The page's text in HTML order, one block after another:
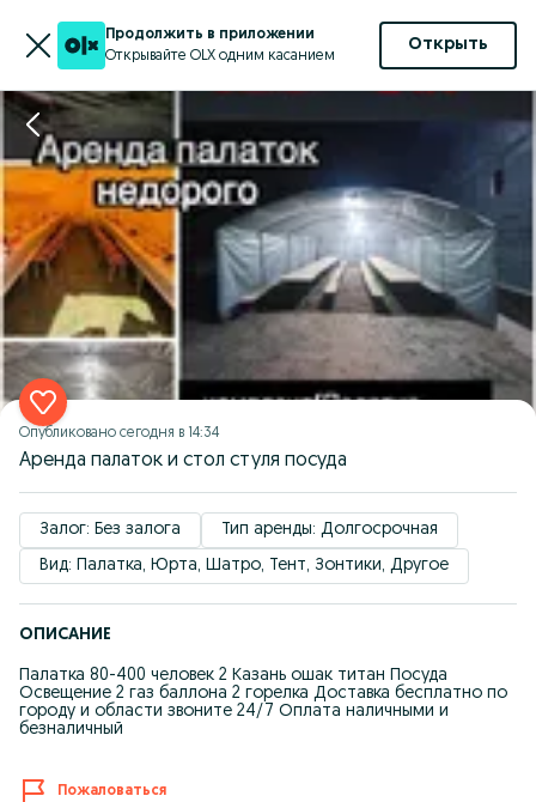
Продолжить в приложении
Открывайте OLX одним касанием
Открыть
Опубликовано сегодня в 14:34
Аренда палаток и стол стуля посуда
Залог: Без залога
Тип аренды: Долгосрочная
Вид: Палатка, Юрта, Шатро, Тент, Зонтики, Другое
ОПИСАНИЕ
Палатка 80-400 человек 2 Казань ошак титан Посуда
Освещение 2 газ баллона 2 горелка Доставка бесплатно по
городу и области звоните 24/7 Оплата наличными и
безналичный
Пожаловаться